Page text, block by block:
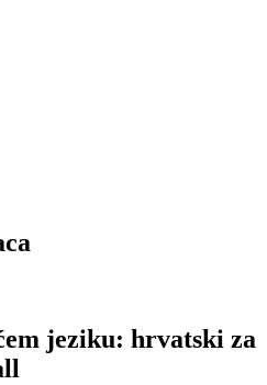
jeziku: hrvatski za